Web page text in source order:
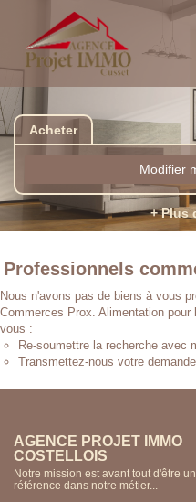
Acheter
Modifier
+ Plus
Professionnels
Nous n'avons pas de biens à vous
Commerces Prox. Alimentation
vous :
Re-soumettre la recherche avec
Transmettez-nous votre demande
AGENCE PROJET IMMO
COSTELLOIS
Notre mission est avant tout d'être
référence dans notre métier...